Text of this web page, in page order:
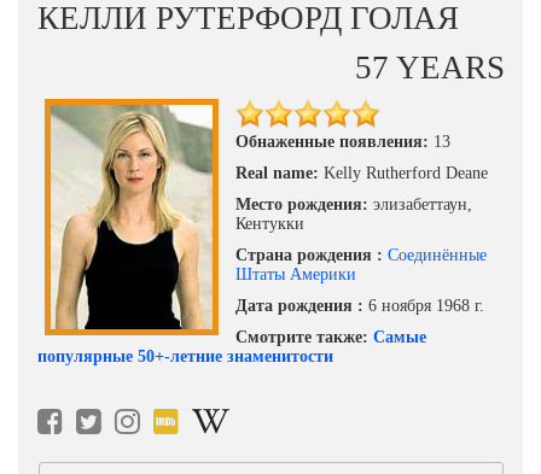
КЕЛЛИ РУТЕРФОРД ГОЛАЯ
57 YEARS
Обнаженные появления: 13
Real name: Kelly Rutherford Deane
Место рождения: элизабеттаун,
Кентукки
Страна рождения : Соединённые
Штаты Америки
Дата рождения : 6 ноября 1968 г.
Смотрите также: Самые
популярные 50+-летние знаменитости